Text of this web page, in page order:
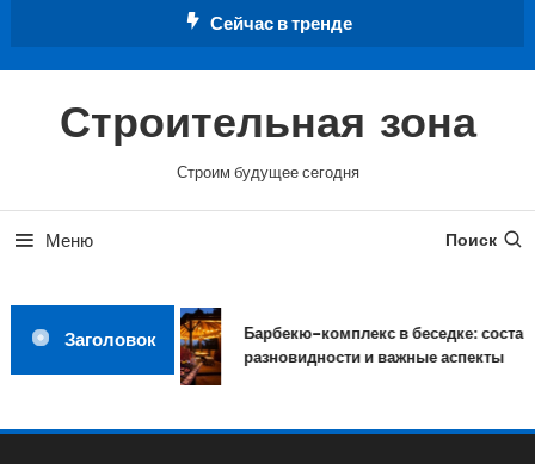
Сейчас в тренде
Строительная зона
Строим будущее сегодня
Меню Поиск
Заголовок
Барбекю-комплекс в беседке: состав,
разновидности и важные аспекты